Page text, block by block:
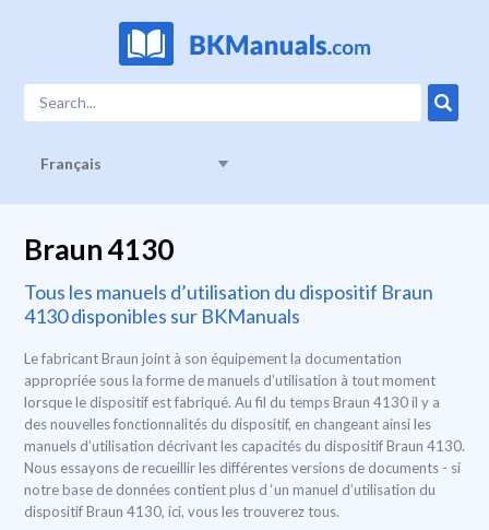
Français
Braun 4130
Tous les manuels d’utilisation du dispositif Braun
4130 disponibles sur BKManuals
Le fabricant Braun joint à son équipement la documentation
appropriée sous la forme de manuels d’utilisation à tout moment
lorsque le dispositif est fabriqué. Au fil du temps Braun 4130 il y a
des nouvelles fonctionnalités du dispositif, en changeant ainsi les
manuels d’utilisation décrivant les capacités du dispositif Braun 4130.
Nous essayons de recueillir les différentes versions de documents - si
notre base de données contient plus d ‘un manuel d’utilisation du
dispositif Braun 4130, ici, vous les trouverez tous.